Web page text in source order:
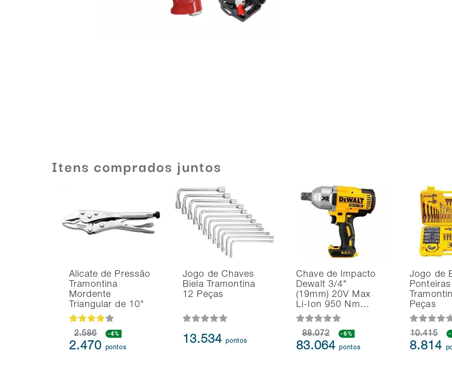
Itens comprados juntos
Alicate de Pressão
Tramontina
Mordente
Triangular de 10"
2.586 -4%
2.470 pontos
Jogo de Chaves
Biela Tramontina
12 Peças
13.534pontos
Chave de Impacto
Dewalt 3/4"
(19mm) 20V Max
Li-Ion 950 Nm…
88.072 -6%
83.064pontos
Jogo de
Ponteiras
Peças
10.415 -
8.814